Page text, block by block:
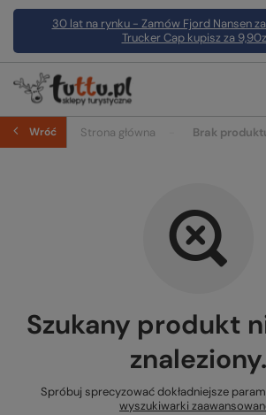
30 lat na rynku - Zamów Fjord Nansen za
Trucker Cap kupisz za
Wróć Strona główna Brak
Szukany produkt
znaleziony.
Spróbuj sprecyzować dokładniejsze
wyszukiwarki